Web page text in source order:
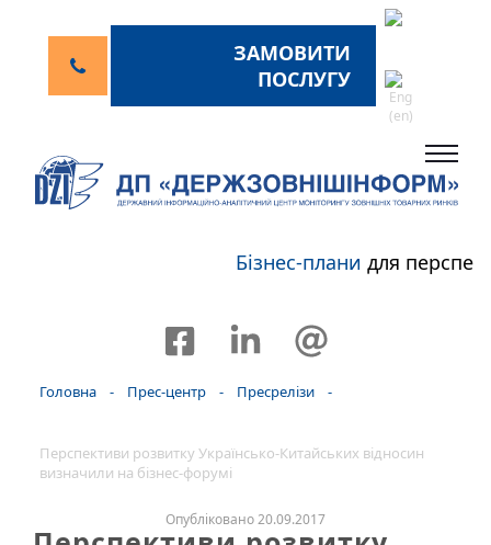
ЗАМОВИТИ
ПОСЛУГУ
Бізнес-планидля
Головна - Прес-центр - Пресрелізи -
Перспективи розвитку Українсько-Китайських відносин
визначили на бізнес-форумі
Опубліковано 20.09.2017